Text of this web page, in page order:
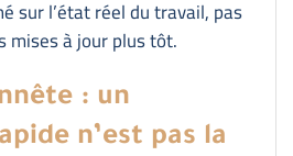
sur l’état réel du travail, pas
mises à jour plus tôt.
: un
n’est pas la